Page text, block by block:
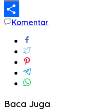
Email
Share
Komentar
Baca Juga